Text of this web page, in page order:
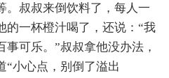
。叔叔来倒饮料了，每人一
的一杯橙汁喝了，还说：“我
可乐。”叔叔拿他没办法，
“小心点，别倒了溢出